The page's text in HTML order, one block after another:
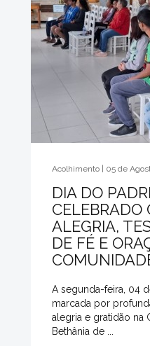
Acolhimento | 05 de
DIA DO
CELEBRADO
ALEGRIA,
DE FÉ E
A segunda-feira, 04
marcada por
alegria e gratidão na
Bethânia de ...